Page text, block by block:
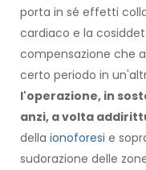
porta in sé effetti
cardiaco e la
compensazione che
certo periodo in
l'operazione, in
anzi, a volta
della ionoforesi e
sudorazione delle